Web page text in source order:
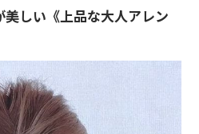
しい《上品な大人アレン